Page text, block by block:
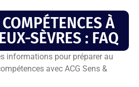
À
SÈVRES : FAQ
informations pour préparer au
avec ACG Sens &